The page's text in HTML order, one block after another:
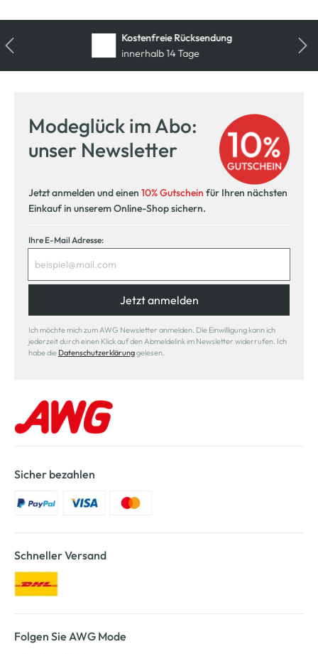
Kostenfreie Rücksendung
innerhalb 14 Tage
Modeglück im Abo:
unser Newsletter
Jetzt anmelden und einen 10% Gutschein für Ihren nächsten
Einkauf in unserem Online-Shop sichern.
Ihre E-Mail Adresse:
Jetzt anmelden
Ich möchte mich zum AWG Newsletter anmelden. Die Einwilligung kann ich
jederzeit durch einen Klick auf den Abmeldelink im Newsletter widerrufen. Ich
habe die Datenschutzerklärunggelesen.
Sicher bezahlen
Schneller Versand
Folgen Sie AWG Mode